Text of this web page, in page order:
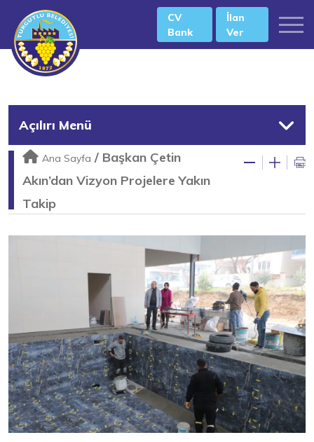
CV
Bank
İlan
Ver
Açılırı Menü
Ana Sayfa / Başkan Çetin
Akın’dan Vizyon Projelere Yakın
Takip